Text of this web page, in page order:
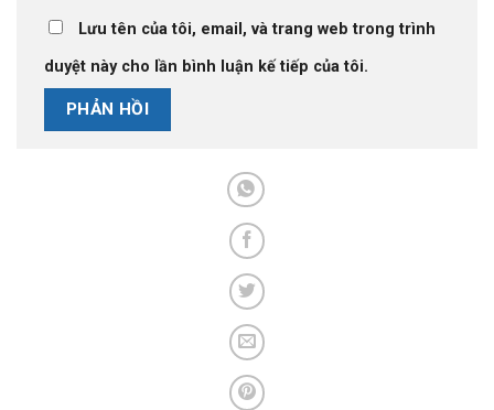
Lưu tên của tôi, email, và trang web trong trình
duyệt này cho lần bình luận kế tiếp của tôi.